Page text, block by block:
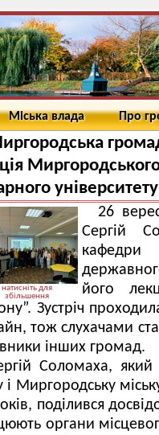
Міська влада Про
університету
натисніть для
збільшення
26
Сергій
його
Зустріч
тож слухачами
інших громад.
Соломаха,
і Миргородську
поділився
органи